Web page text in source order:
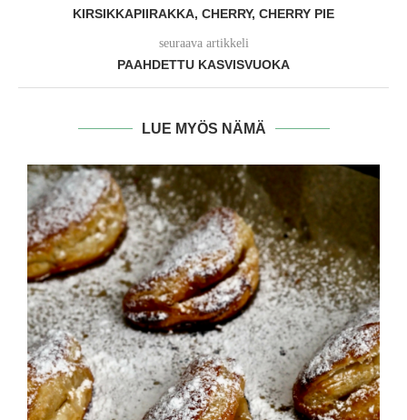
KIRSIKKAPIIRAKKA, CHERRY, CHERRY PIE
seuraava artikkeli
PAAHDETTU KASVISVUOKA
LUE MYÖS NÄMÄ